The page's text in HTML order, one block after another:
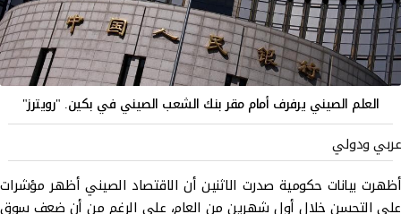
العلم الصيني يرفرف أمام مقر بنك الشعب الصيني في بكين. "رويترز"
عربي ودولي
أظهرت بيانات حكومية صدرت الاثنين أن الاقتصاد الصيني أظهر مؤشرات
على التحسن خلال أول شهرين من العام، على الرغم من أن ضعف سوق